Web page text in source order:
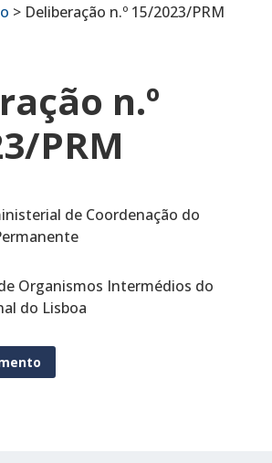
> Deliberação n.º 15/2023/PRM
n.º
PRM
de Coordenação do
Organismos Intermédios do
do Lisboa